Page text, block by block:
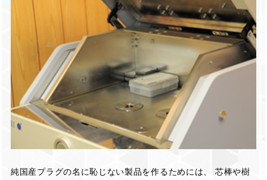
純国産プラグの名に恥じない製品を作るためには、 芯棒や樹